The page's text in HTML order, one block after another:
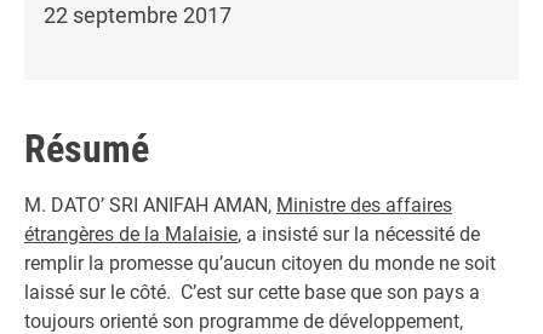
22 septembre 2017
Résumé
M. DATO’ SRI ANIFAH AMAN, Ministre des affaires
étrangères de la Malaisie, a insisté sur la nécessité de
remplir la promesse qu’aucun citoyen du monde ne soit
laissé sur le côté. C’est sur cette base que son pays a
toujours orienté son programme de développement,